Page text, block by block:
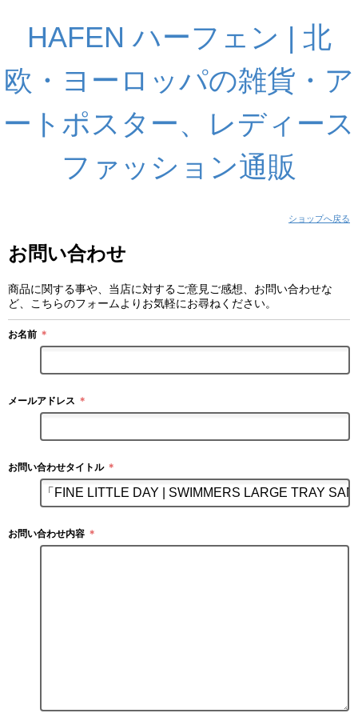
HAFEN ハーフェン | 北
欧・ヨーロッパの雑貨・ア
ートポスター、レディース
ファッション通販
ショップへ戻る
お問い合わせ
商品に関する事や、当店に対するご意見ご感想、お問い合わせな
ど、こちらのフォームよりお気軽にお尋ねください。
お名前 ＊
メールアドレス ＊
お問い合わせタイトル ＊
お問い合わせ内容 ＊